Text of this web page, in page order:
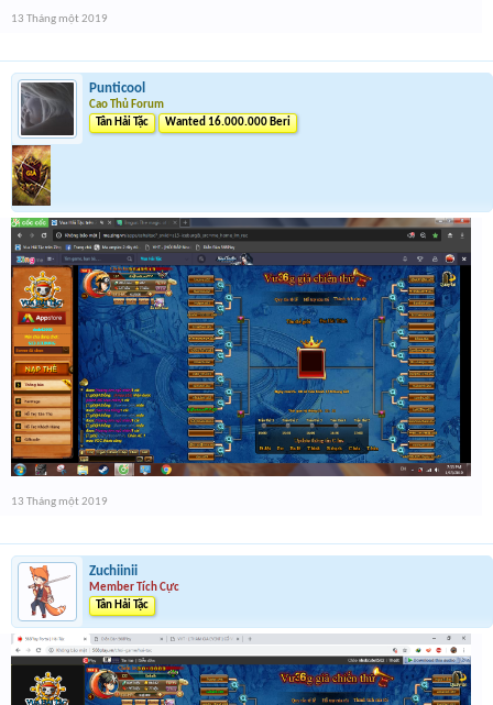
13 Tháng một 2019
Punticool
Cao Thủ Forum
Tân Hải Tặc
Wanted 16.000.000 Beri
13 Tháng một 2019
Zuchiinii
Member Tích Cực
Tân Hải Tặc